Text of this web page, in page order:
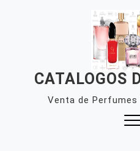
CATALOGOS
Venta de